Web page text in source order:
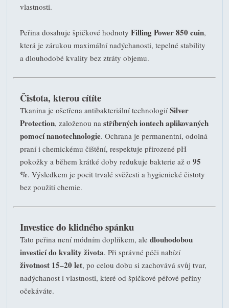
vlastnosti.
Peřina dosahuje špičkové hodnoty Filling Power 850 cuin,
která je zárukou maximální nadýchanosti, tepelné stability
a dlouhodobé kvality bez ztráty objemu.
Čistota, kterou cítíte
Tkanina je ošetřena antibakteriální technologií Silver
Protection, založenou na stříbrných iontech aplikovaných
pomocí nanotechnologie. Ochrana je permanentní, odolná
praní i chemickému čištění, respektuje přirozené pH
pokožky a během krátké doby redukuje bakterie až o 95
%. Výsledkem je pocit trvalé svěžesti a hygienické čistoty
bez použití chemie.
Investice do klidného spánku
Tato peřina není módním doplňkem, ale dlouhodobou
investicí do kvality života. Při správné péči nabízí
životnost 15–20 let, po celou dobu si zachovává svůj tvar,
nadýchanost i vlastnosti, které od špičkové péřové peřiny
očekáváte.